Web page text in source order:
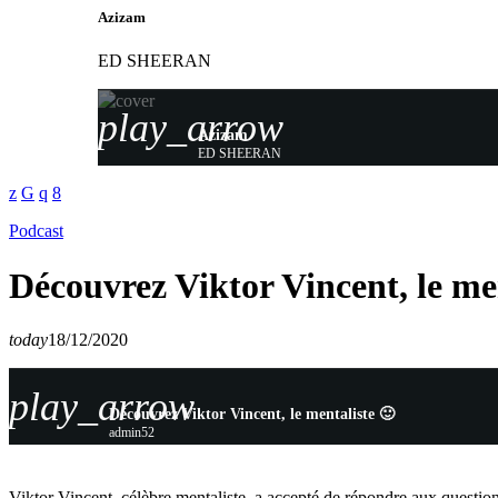
Azizam
ED SHEERAN
play_arrow
Azizam
ED SHEERAN
Podcast
Découvrez Viktor Vincent, le
today18/12/2020
play_arrowDécouvrez Viktor Vincent, le mentaliste 🙂
admin52